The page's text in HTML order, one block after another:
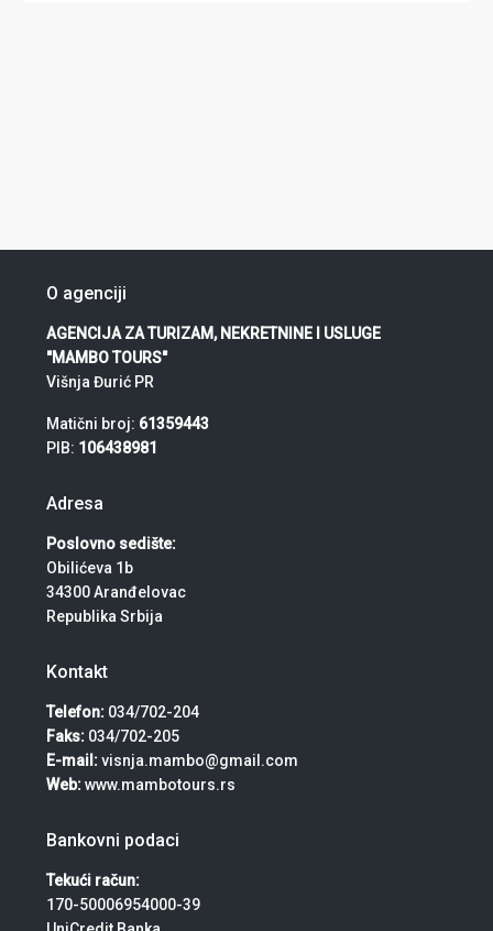
O agenciji
AGENCIJA ZA TURIZAM, NEKRETNINE I USLUGE
"MAMBO TOURS"
Višnja Đurić PR
Matični broj: 61359443
PIB: 106438981
Adresa
Poslovno sedište:
Obilićeva 1b
34300 Aranđelovac
Republika Srbija
Kontakt
Telefon: 034/702-204
Faks: 034/702-205
E-mail:visnja.mambo@gmail.com
Web:www.mambotours.rs
Bankovni podaci
Tekući račun:
170-50006954000-39